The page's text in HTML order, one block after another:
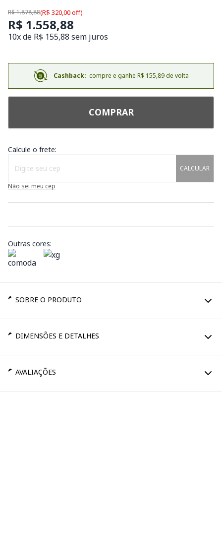
R$ 1.878,88(R$ 320,00 off)
R$ 1.558,88
10x de R$ 155,88 sem juros
Cashback: compre e ganhe R$ 155,89 de volta
COMPRAR
Calcule o frete:
CALCULAR
Não sei meu cep
Outras cores:
SOBRE O PRODUTO
DIMENSÕES E DETALHES
AVALIAÇÕES